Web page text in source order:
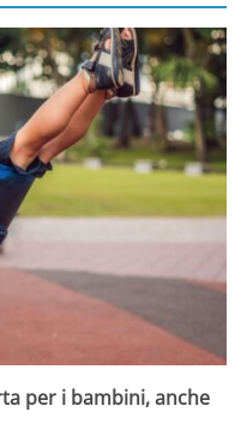
per i bambini, anche